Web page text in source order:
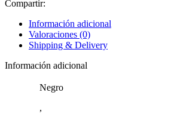
Compartir:
Información adicional
Valoraciones (0)
Shipping & Delivery
Información adicional
Negro
,